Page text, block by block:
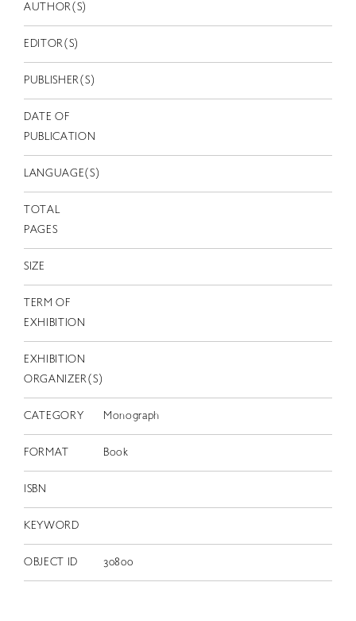
AUTHOR(S)
EDITOR(S)
PUBLISHER(S)
DATE OF
PUBLICATION
LANGUAGE(S)
TOTAL
PAGES
SIZE
TERM OF
EXHIBITION
EXHIBITION
ORGANIZER(S)
CATEGORY Monograph
FORMAT Book
ISBN
KEYWORD
OBJECT ID 30800